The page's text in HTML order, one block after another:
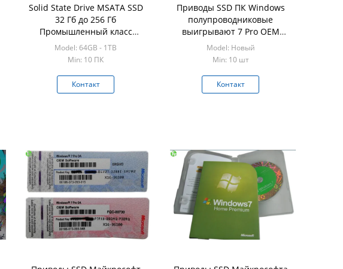
Solid State Drive MSATA SSD
32 Гб до 256 Гб
Промышленный класс
MSATA SSD
Model: 64GB - 1TB
Min: 10 ПК
Контакт
Приводы SSD ПК Windows
полупроводниковые
выигрывают 7 Pro OEM
32/64 сдержанного пакета
сдержанных
Model: Новый
Min: 10 шт
Контакт